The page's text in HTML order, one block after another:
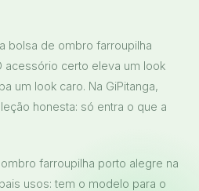
bolsa de ombro farroupilha
acessório certo eleva um look
um look caro. Na GiPitanga,
honesta: só entra o que a
farroupilha porto alegre na
usos: tem o modelo para o